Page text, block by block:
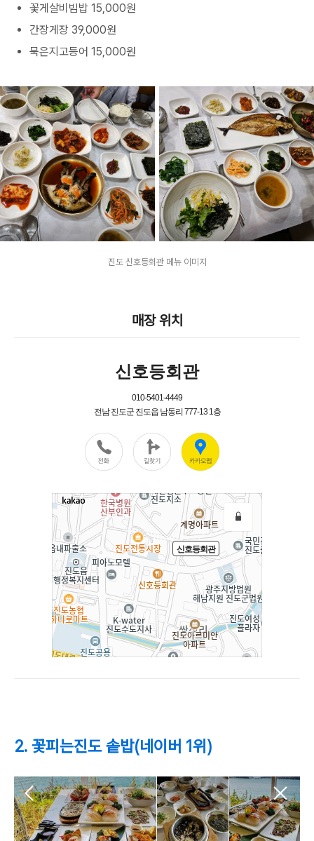
꽃게살비빔밥 15,000원
간장게장 39,000원
묵은지고등어 15,000원
진도 신호등회관 메뉴 이미지
매장 위치
2. 꽃피는진도 솥밥(네이버 1위)